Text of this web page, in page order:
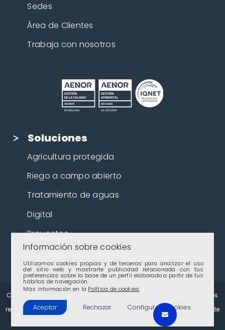
Sedes
Área de Clientes
Trabaja con nosotros
Soluciones
Agricultura protegida
Riego a campo abierto
Tratamiento de aguas
Digital
Proyectos
Cultivos
Copyright 2024 – Novedades Agrícolas, S.A. – Todos los derechos
reservados. |Documentación|Aviso Legal|Privacidad|Política de
Información sobre cookies
Utilizamos cookies propias y de terceros para analizar el uso
del sitio web y mostrarte publicidad relacionada con tus
preferencias sobre la base de un perfil elaborado a partir de tus
hábitos de navegación.
Más información en la Política de cookies.
Aceptar Rechazar Configurar Cookies